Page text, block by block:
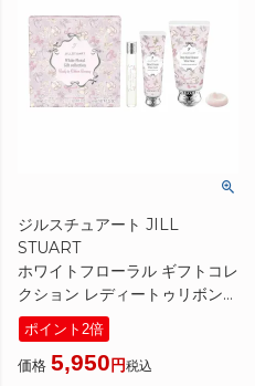
ジルスチュアート JILL
STUART
ホワイトフローラル ギフトコレ
クション レディートゥリボンラ
ンウェイ 10ml/30ml/60ml 限
定
[ ボディケアセット ] ☆新入荷
ポイント2倍
価格 5,950 税込